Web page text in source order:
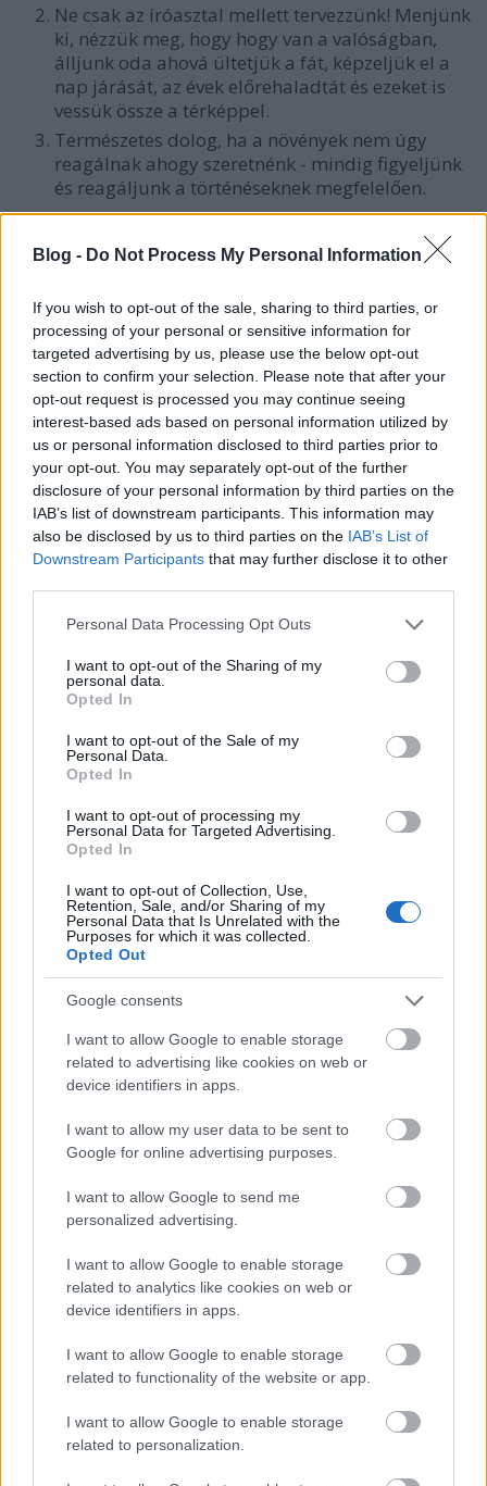
Blog - Do Not Process My Personal Information
If you wish to opt-out of the sale, sharing to third parties, or
processing of your personal or sensitive information for
targeted advertising by us, please use the below opt-out
section to confirm your selection. Please note that after your
opt-out request is processed you may continue seeing
interest-based ads based on personal information utilized by
us or personal information disclosed to third parties prior to
your opt-out. You may separately opt-out of the further
disclosure of your personal information by third parties on the
IAB’s list of downstream participants. This information may
also be disclosed by us to third parties on the IAB’s List of
Downstream Participants that may further disclose it to other
Please note that this website/app uses one or more Google
not limited to your visit or usage behaviour. You may click to
grant or deny consent to Google and its third-party tags to
use your data for below specified purposes in below Google
consent section.
Personal Data Processing Opt Outs
I want to opt-out of the Sharing of my
personal data.
Opted In
I want to opt-out of the Sale of my
Personal Data.
Opted In
I want to opt-out of processing my
Personal Data for Targeted Advertising.
Opted In
I want to opt-out of Collection, Use,
Retention, Sale, and/or Sharing of my
Personal Data that Is Unrelated with the
Purposes for which it was collected.
Opted Out
Google consents
I want to allow Google to enable storage
related to advertising like cookies on web or
device identifiers in apps.
I want to allow my user data to be sent to
Google for online advertising purposes.
I want to allow Google to send me
personalized advertising.
I want to allow Google to enable storage
related to analytics like cookies on web or
device identifiers in apps.
I want to allow Google to enable storage
related to functionality of the website or app.
I want to allow Google to enable storage
related to personalization.
Ne csak az íróasztal mellett tervezzünk! Menjünk
ki, nézzük meg, hogy hogy van a valóságban,
álljunk oda ahová ültetjük a fát, képzeljük el a
nap járását, az évek előrehaladtát és ezeket is
vessük össze a térképpel.
Természetes dolog, ha a növények nem úgy
reagálnak ahogy szeretnénk - mindig figyeljünk
és reagáljunk a történéseknek megfelelően.
természetüknél fogva életüket azon a helyen élik és
fejezik be, ahol elkezdték. Gyökereik nagyon mélyre
hatolnak, ha nem vágjuk el óhatatlanul egy
átültetéssel.
Az átültetés a mi szempontunk, elsősorban
gazdasági szempont. Oda ültethetünk fát, ahová
szeretnénk, amit mi választunk.
Lantos Tamás, az alkalmazkodó gyümölcsészet
hazai úttörője 20 éves erdőkertet ápol Markócon.
Évek óta csak kivételesen ültet fát. Ehelyett segíti és
hagyja, hogy a gyümölcsös maga gondoskodjon a
folyamat, de ha tehetjük, kövessük példáját. Több
szempontból is jól járunk, ha a fa saját igényeit
figyelembe vesszük:
Azok a fafajok, melyeknek hosszú (akár 8-10 m-
es) erős karógyökere van, átültetés után
maximum 30-40 cm hosszúságúak maradnak
gyökér fő tömege abban a részben fog nőni,
amekkorát meghagytunk belőle (a talaj felső
ültetvényekben ez jó, mert ott öntöznek, és nem
kell hogy mélyen beszivárogjon a víz a talajba.
Vagyis az ilyen módon nevelt fák gyökereit
könnyen eléri az öntözővíz. Szélsőségesebb
klimatikus viszonyok mellett - mint
amilyenekkel egyre inkább szembenézünk - ez
nem jó, hiszen szárazság alatt öntözni kell a
talaj folyamatosan kiszáradó felső rétegét.
Az az igazán jó, ha a fa maga választja meg a
oda kerülhet ahol a
legkedvezőbb feltételeket találja, ezt pedig nem
lehet meghatározni rendesen általunk, még
precíz talajvizsgálatokkal sem (lásd a 6. pontot).
A talajnak és gyökérnek egymásra kell találnia
Azzal hogy átültetjük a fát, lefékezzük ezt a
szimbiotikus kapcsolatot a talaj élőlényei és a fa
között.
Nagyon sok munkát és időt megtakarítunk,
mert a faültetés a legenergiaigényesebb
gyümölcsészeti tevékenység.
Az ültetés nélküli gyümölcsösben a telepítés
szaporítás is. Többféle módon is létesíthetünk